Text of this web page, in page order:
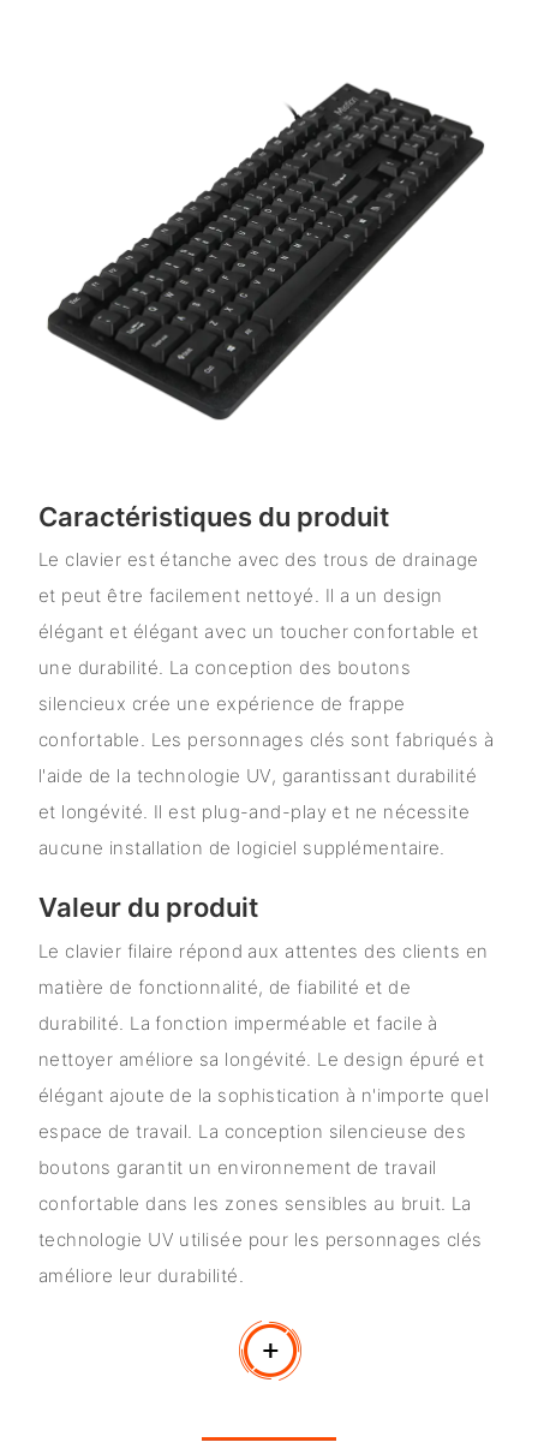
Caractéristiques du produit
Le clavier est étanche avec des trous de drainage
et peut être facilement nettoyé. Il a un design
élégant et élégant avec un toucher confortable et
une durabilité. La conception des boutons
silencieux crée une expérience de frappe
confortable. Les personnages clés sont fabriqués à
l'aide de la technologie UV, garantissant durabilité
et longévité. Il est plug-and-play et ne nécessite
aucune installation de logiciel supplémentaire.
Valeur du produit
Le clavier filaire répond aux attentes des clients en
matière de fonctionnalité, de fiabilité et de
durabilité. La fonction imperméable et facile à
nettoyer améliore sa longévité. Le design épuré et
élégant ajoute de la sophistication à n'importe quel
espace de travail. La conception silencieuse des
boutons garantit un environnement de travail
confortable dans les zones sensibles au bruit. La
technologie UV utilisée pour les personnages clés
améliore leur durabilité.